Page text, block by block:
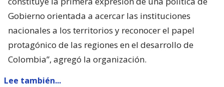
Gobierno orientada a acercar las instituciones
nacionales a los territorios y reconocer el papel
protagónico de las regiones en el desarrollo de
Colombia”, agregó la organización.
Lee también...